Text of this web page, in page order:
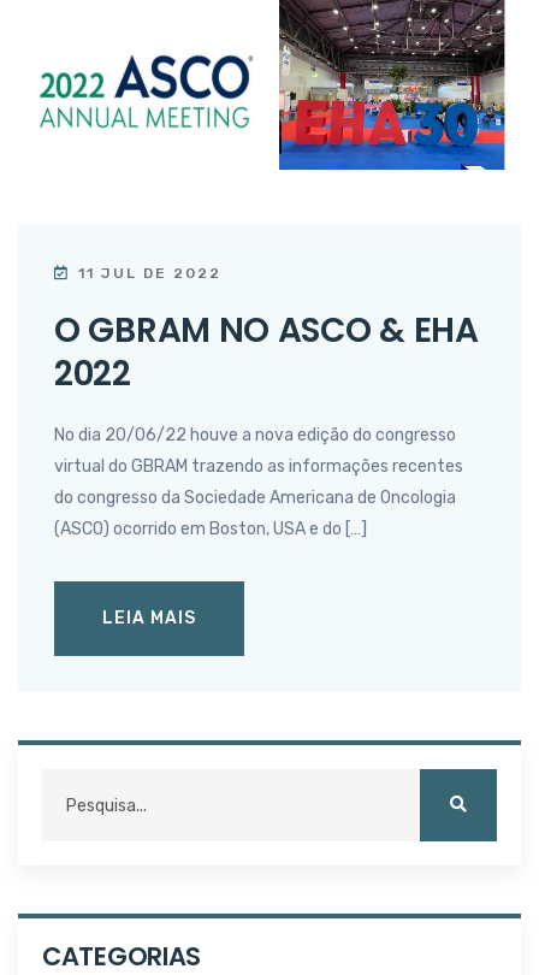
11 JUL DE 2022
O GBRAM NO ASCO & EHA
2022
No dia 20/06/22 houve a nova edição do congresso
virtual do GBRAM trazendo as informações recentes
do congresso da Sociedade Americana de Oncologia
(ASCO) ocorrido em Boston, USA e do […]
LEIA MAIS
CATEGORIAS